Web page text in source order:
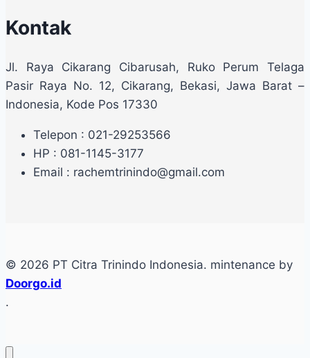
Kontak
Jl. Raya Cikarang Cibarusah, Ruko Perum Telaga
Pasir Raya No. 12, Cikarang, Bekasi, Jawa Barat –
Indonesia, Kode Pos 17330
Telepon : 021-29253566
HP : 081-1145-3177
Email : rachemtrinindo@gmail.com
© 2026 PT Citra Trinindo Indonesia. mintenance by
Doorgo.id
.